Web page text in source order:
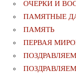
ОЧЕРКИ И
ПАМЯТНЫЕ
ПАМЯТЬ
ПЕРВАЯ
ПОЗДРАВЛЯЕМ